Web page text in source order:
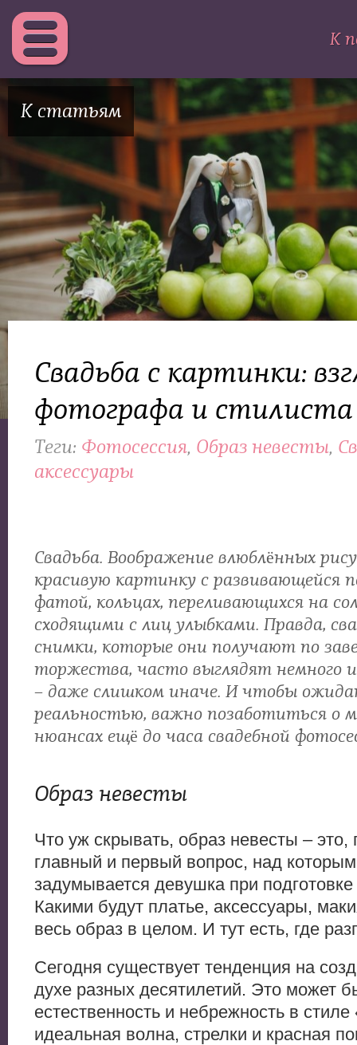
К
К статьям
Свадьба с картинки:
фотографа и стилиста
Теги: Фотосессия, Образ невесты,
аксессуары
Свадьба. Воображение влюблённых
красивую картинку с развивающейся
фатой, кольцах, переливающихся на
сходящими с лиц улыбками. Правда,
снимки, которые они получают по
торжества, часто выглядят немного
– даже слишком иначе. И чтобы
реальностью, важно позаботиться о
нюансах ещё до часа свадебной
Образ невесты
Что уж скрывать, образ невесты – это,
главный и первый вопрос, над которым
задумывается девушка при
Какими будут платье, аксессуары,
весь образ в целом. И тут есть, где
Сегодня существует тенденция на
духе разных десятилетий. Это может
естественность и небрежность в
идеальная волна, стрелки и красная